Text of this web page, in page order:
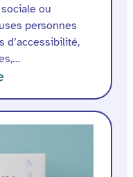
ou
personnes
d’accessibilité,